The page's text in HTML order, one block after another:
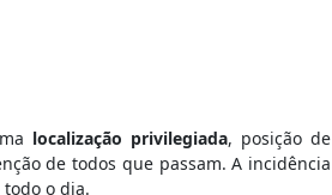
localização privilegiada, posição de
de todos que passam. A incidência
o dia.